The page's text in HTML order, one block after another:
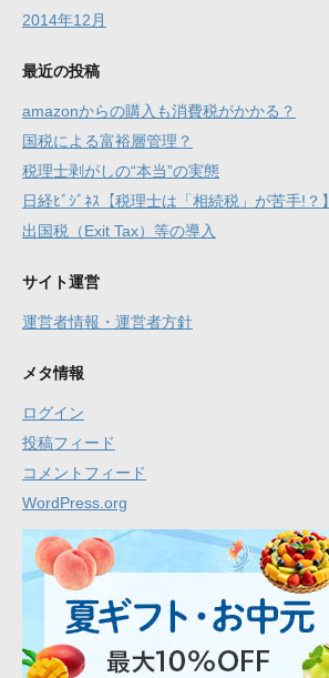
2014年12月
最近の投稿
amazonからの購入も消費税がかかる？
国税による富裕層管理？
税理士剥がしの“本当”の実態
日経ﾋﾞｼﾞﾈｽ【税理士は「相続税」が苦手!？】
出国税（Exit Tax）等の導入
サイト運営
運営者情報・運営者方針
メタ情報
ログイン
投稿フィード
コメントフィード
WordPress.org